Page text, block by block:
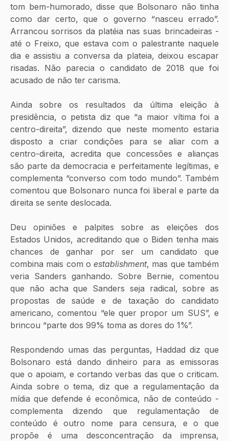
tom bem-humorado, disse que Bolsonaro não tinha
como dar certo, que o governo “nasceu errado”.
Arrancou sorrisos da platéia nas suas brincadeiras -
até o Freixo, que estava com o palestrante naquele
dia e assistiu a conversa da plateia, deixou escapar
risadas. Não parecia o candidato de 2018 que foi
acusado de não ter carisma.
Ainda sobre os resultados da última eleição à
presidência, o petista diz que “a maior vítima foi a
centro-direita”, dizendo que neste momento estaria
disposto a criar condições para se aliar com a
centro-direita, acredita que concessões e alianças
são parte da democracia e perfeitamente legítimas, e
complementa “converso com todo mundo”. Também
comentou que Bolsonaro nunca foi liberal e parte da
direita se sente deslocada.
Deu opiniões e palpites sobre as eleições dos
Estados Unidos, acreditando que o Biden tenha mais
chances de ganhar por ser um candidato que
combina mais com o establishment, mas que também
veria Sanders ganhando. Sobre Bernie, comentou
que não acha que Sanders seja radical, sobre as
propostas de saúde e de taxação do candidato
americano, comentou “ele quer propor um SUS”, e
brincou “parte dos 99% toma as dores do 1%”.
Respondendo umas das perguntas, Haddad diz que
Bolsonaro está dando dinheiro para as emissoras
que o apoiam, e cortando verbas das que o criticam.
Ainda sobre o tema, diz que a regulamentação da
mídia que defende é econômica, não de conteúdo -
complementa dizendo que regulamentação de
conteúdo é outro nome para censura, e o que
propõe é uma desconcentração da imprensa,